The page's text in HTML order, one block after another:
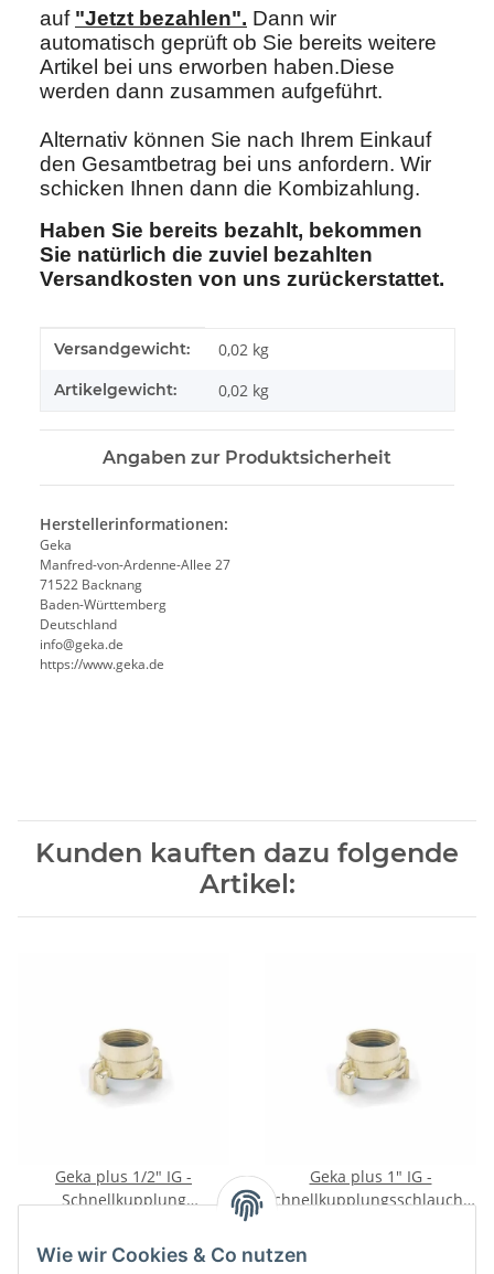
Wie wir Cookies & Co nutzen
auf "Jetzt bezahlen". Dann wir
automatisch geprüft ob Sie bereits weitere
Artikel bei uns erworben haben.Diese
werden dann zusammen aufgeführt.
Alternativ können Sie nach Ihrem Einkauf
den Gesamtbetrag bei uns anfordern. Wir
schicken Ihnen dann die Kombizahlung.
Haben Sie bereits bezahlt, bekommen
Sie natürlich die zuviel bezahlten
Versandkosten von uns zurückerstattet.
Produkteigenschaft
Wert
Versandgewicht: 0,02 kg
Artikelgewicht: 0,02 kg
Angaben zur Produktsicherheit
Herstellerinformationen:
Geka
Manfred-von-Ardenne-Allee 27
71522 Backnang
Baden-Württemberg
Deutschland
info@geka.de
https://www.geka.de
Kunden kauften dazu folgende
Artikel:
Geka plus 1/2" IG -
Schnellkupplung
Geka plus 1" IG -